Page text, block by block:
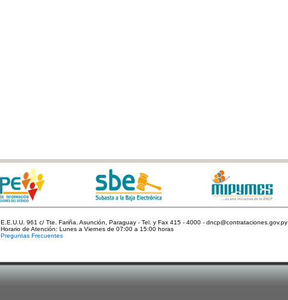
E.E.U.U. 961 c/ Tte. Fariña. Asunción, Paraguay - Tel. y Fax 415 - 4000 - dncp@contrataciones.gov.py
Horario de Atención: Lunes a Viernes de 07:00 a 15:00 horas
Preguntas Frecuentes